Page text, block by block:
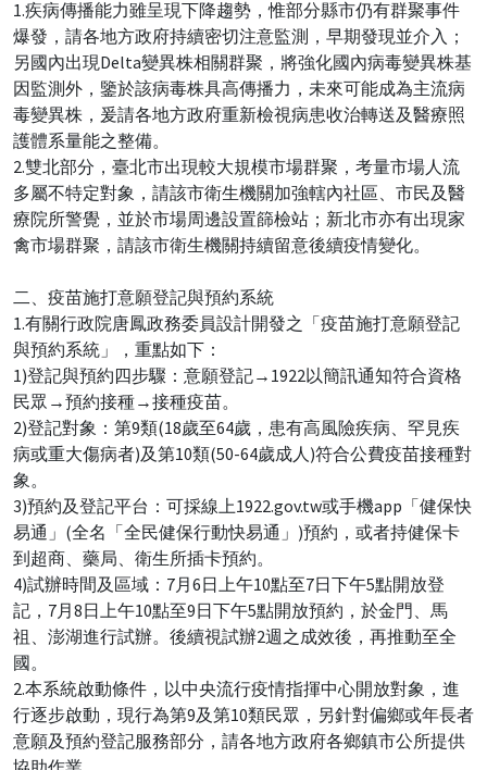
1.疾病傳播能力雖呈現下降趨勢，惟部分縣市仍有群聚事件
爆發，請各地方政府持續密切注意監測，早期發現並介入；
另國內出現Delta變異株相關群聚，將強化國內病毒變異株基
因監測外，鑒於該病毒株具高傳播力，未來可能成為主流病
毒變異株，爰請各地方政府重新檢視病患收治轉送及醫療照
護體系量能之整備。
2.雙北部分，臺北市出現較大規模市場群聚，考量市場人流
多屬不特定對象，請該市衛生機關加強轄內社區、市民及醫
療院所警覺，並於市場周邊設置篩檢站；新北市亦有出現家
禽市場群聚，請該市衛生機關持續留意後續疫情變化。
二、疫苗施打意願登記與預約系統
1.有關行政院唐鳳政務委員設計開發之「疫苗施打意願登記
與預約系統」，重點如下：
1)登記與預約四步驟：意願登記→1922以簡訊通知符合資格
民眾→預約接種→接種疫苗。
2)登記對象：第9類(18歲至64歲，患有高風險疾病、罕見疾
病或重大傷病者)及第10類(50-64歲成人)符合公費疫苗接種對
象。
3)預約及登記平台：可採線上1922.gov.tw或手機app「健保快
易通」(全名「全民健保行動快易通」)預約，或者持健保卡
到超商、藥局、衛生所插卡預約。
4)試辦時間及區域：7月6日上午10點至7日下午5點開放登
記，7月8日上午10點至9日下午5點開放預約，於金門、馬
祖、澎湖進行試辦。後續視試辦2週之成效後，再推動至全
國。
2.本系統啟動條件，以中央流行疫情指揮中心開放對象，進
行逐步啟動，現行為第9及第10類民眾，另針對偏鄉或年長者
意願及預約登記服務部分，請各地方政府各鄉鎮市公所提供